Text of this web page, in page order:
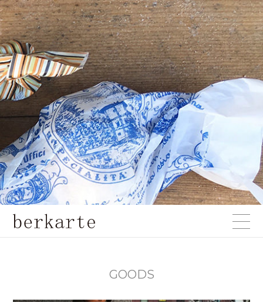
GOODS